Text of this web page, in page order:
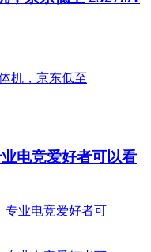
电竞爱好者可以看